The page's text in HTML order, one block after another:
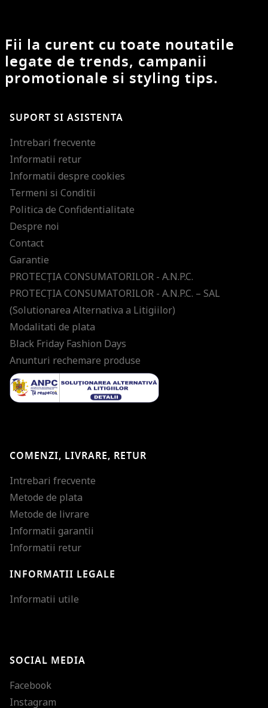
Fii la curent cu toate noutatile
legate de trends, campanii
promotionale si styling tips.
SUPORT SI ASISTENTA
Intrebari frecvente
Informatii retur
Informatii despre cookies
Termeni si Conditii
Politica de Confidentialitate
Despre noi
Contact
Garantie
PROTECŢIA CONSUMATORILOR - A.N.P.C.
PROTECŢIA CONSUMATORILOR - A.N.P.C. – SAL
(Solutionarea Alternativa a Litigiilor)
Modalitati de plata
Black Friday Fashion Days
Anunturi rechemare produse
COMENZI, LIVRARE, RETUR
Intrebari frecvente
Metode de plata
Metode de livrare
Informatii garantii
Informatii retur
INFORMATII LEGALE
Informatii utile
SOCIAL MEDIA
Facebook
Instagram